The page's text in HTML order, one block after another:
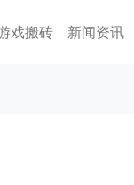
戏搬砖 新闻资讯